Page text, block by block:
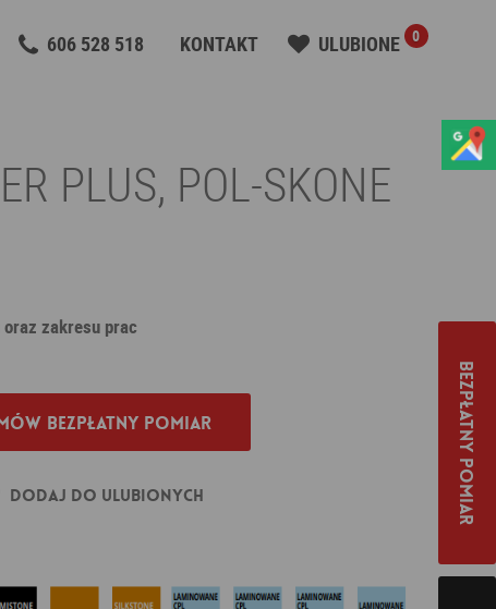
606 528 518 KONTAKT ULUBIONE 0
PLUS, POL-SKONE
zakresu prac
bezpłatny pomiar
Dodaj do ulubionych Bezpłatny pomiar